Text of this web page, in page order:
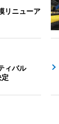
リニューア
ィバル